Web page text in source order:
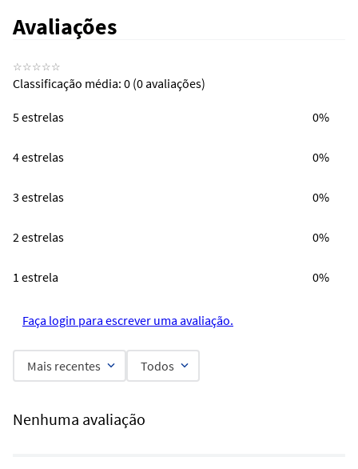
Avaliações
☆☆☆☆☆
Classificação média: 0 (0 avaliações)
5 estrelas 0%
4 estrelas 0%
3 estrelas 0%
2 estrelas 0%
1 estrela 0%
Faça login para escrever uma avaliação.
Mais recentes Todos
Nenhuma avaliação